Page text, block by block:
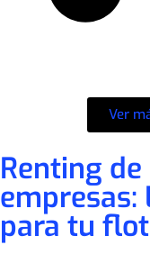
Ver
Renting
empresas:
para tu